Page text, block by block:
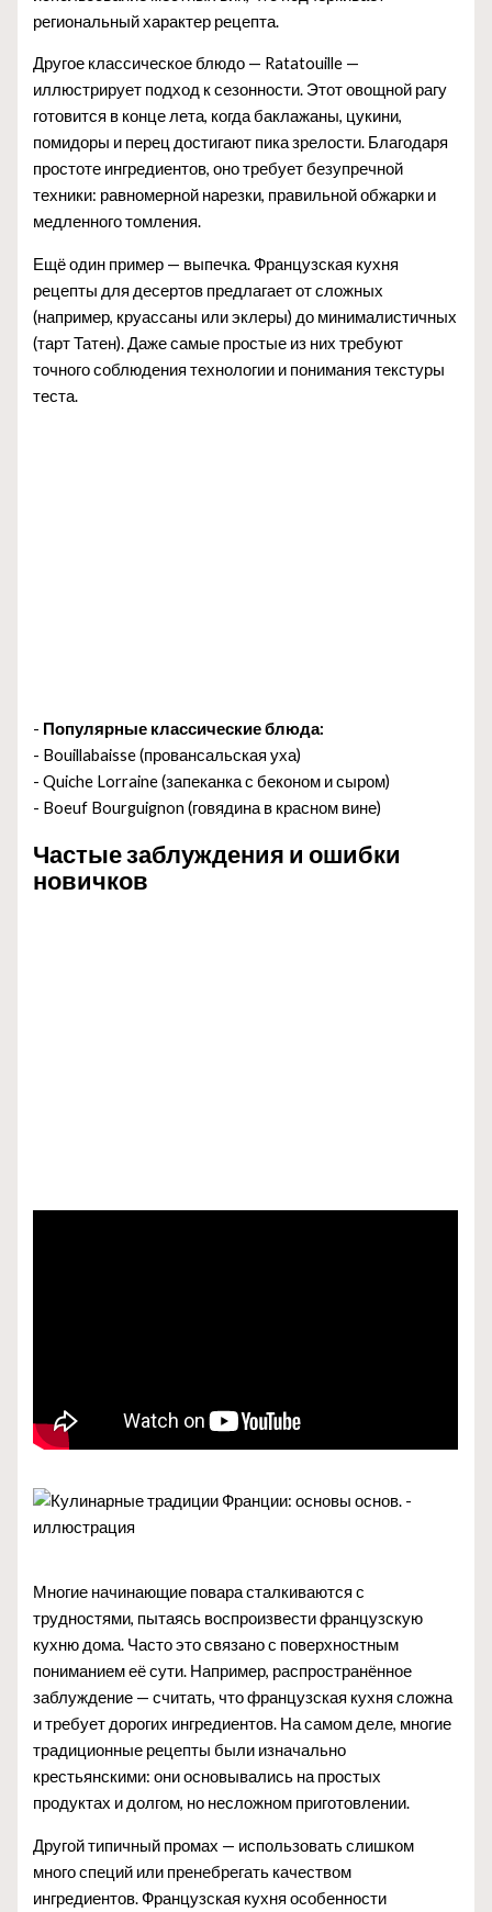
региональный характер рецепта.
Другое классическое блюдо — Ratatouille —
иллюстрирует подход к сезонности. Этот овощной рагу
готовится в конце лета, когда баклажаны, цукини,
помидоры и перец достигают пика зрелости. Благодаря
простоте ингредиентов, оно требует безупречной
техники: равномерной нарезки, правильной обжарки и
медленного томления.
Ещё один пример — выпечка. Французская кухня
рецепты для десертов предлагает от сложных
(например, круассаны или эклеры) до минималистичных
(тарт Татен). Даже самые простые из них требуют
точного соблюдения технологии и понимания текстуры
теста.
- Популярные классические блюда:
- Bouillabaisse (провансальская уха)
- Quiche Lorraine (запеканка с беконом и сыром)
- Boeuf Bourguignon (говядина в красном вине)
Частые заблуждения и ошибки
новичков
Многие начинающие повара сталкиваются с
трудностями, пытаясь воспроизвести французскую
кухню дома. Часто это связано с поверхностным
пониманием её сути. Например, распространённое
заблуждение — считать, что французская кухня сложна
и требует дорогих ингредиентов. На самом деле, многие
традиционные рецепты были изначально
крестьянскими: они основывались на простых
продуктах и долгом, но несложном приготовлении.
Другой типичный промах — использовать слишком
много специй или пренебрегать качеством
ингредиентов. Французская кухня особенности